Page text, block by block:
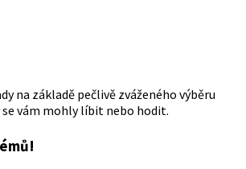
na základě pečlivě zváženého výběru
vám mohly líbit nebo hodit.